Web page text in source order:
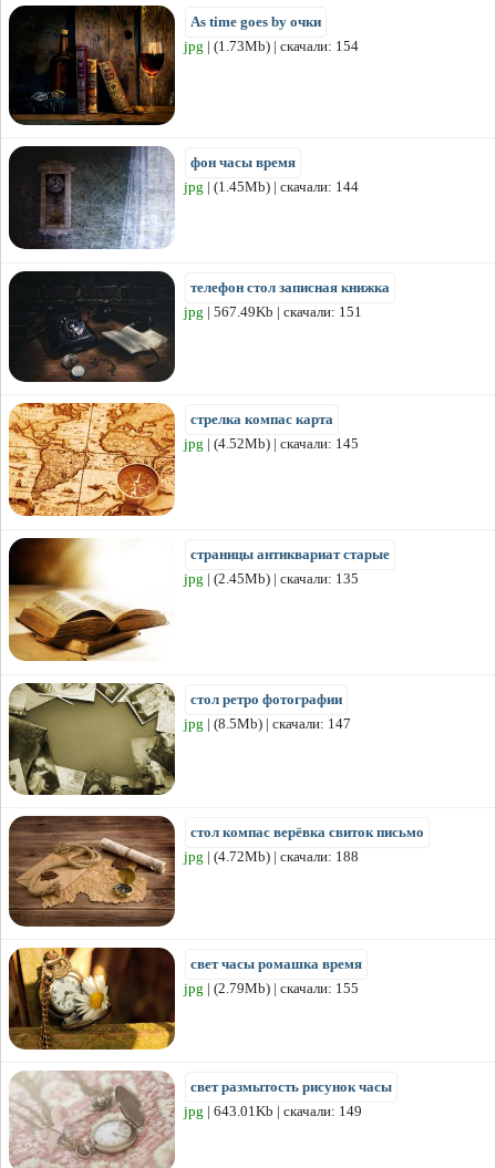
As time goes by очки
jpg | (1.73Mb) | скачали: 154
фон часы время
jpg | (1.45Mb) | скачали: 144
телефон стол записная книжка
jpg | 567.49Kb | скачали: 151
стрелка компас карта
jpg | (4.52Mb) | скачали: 145
страницы антиквариат старые
jpg | (2.45Mb) | скачали: 135
стол ретро фотографии
jpg | (8.5Mb) | скачали: 147
стол компас верёвка свиток письмо
jpg | (4.72Mb) | скачали: 188
свет часы ромашка время
jpg | (2.79Mb) | скачали: 155
свет размытость рисунок часы
jpg | 643.01Kb | скачали: 149